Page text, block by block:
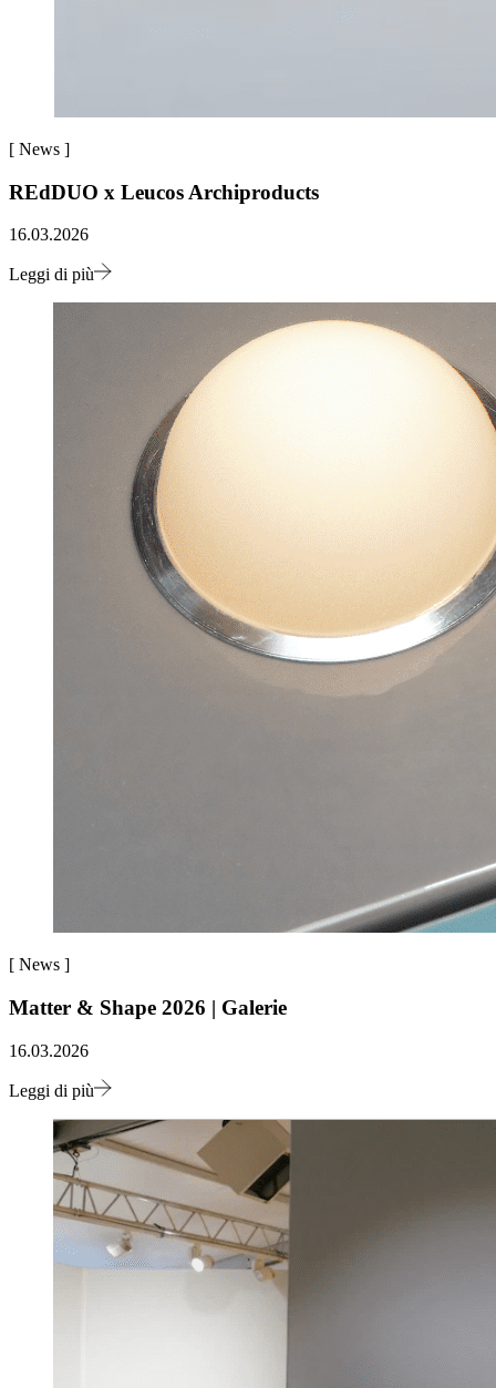
[ News ]
REdDUO x Leucos Archiproducts
16.03.2026
Leggi di più
[ News ]
Matter & Shape 2026 | Galerie
16.03.2026
Leggi di più